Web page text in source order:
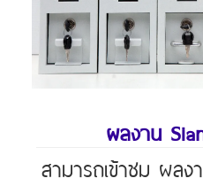
ผลงาน
สามารถเข้าชม ผลง